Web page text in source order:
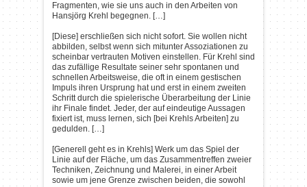
Fragmenten, wie sie uns auch in den Arbeiten von
Hansjörg Krehl begegnen. […]
[Diese] erschließen sich nicht sofort. Sie wollen nicht
abbilden, selbst wenn sich mitunter Assoziationen zu
scheinbar vertrauten Motiven einstellen. Für Krehl sind
das zufällige Resultate seiner sehr spontanen und
schnellen Arbeitsweise, die oft in einem gestischen
Impuls ihren Ursprung hat und erst in einem zweiten
Schritt durch die spielerische Überarbeitung der Linie
ihr Finale findet. Jeder, der auf eindeutige Aussagen
fixiert ist, muss lernen, sich [bei Krehls Arbeiten] zu
gedulden. […]
[Generell geht es in Krehls] Werk um das Spiel der
Linie auf der Fläche, um das Zusammentreffen zweier
Techniken, Zeichnung und Malerei, in einer Arbeit
sowie um jene Grenze zwischen beiden, die sowohl